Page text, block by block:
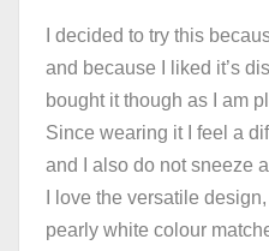
I decided to try this
and because I liked it’s
bought it though as I am
Since wearing it I feel a
and I also do not sneeze
I love the versatile
pearly white colour